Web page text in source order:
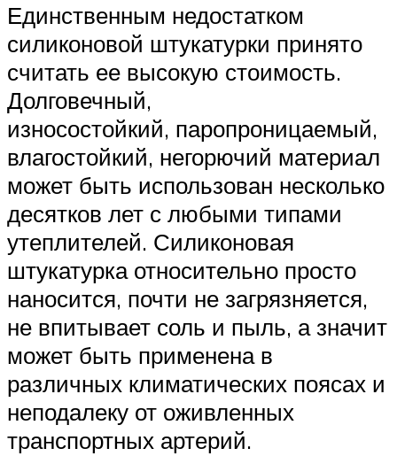
Единственным недостатком
силиконовой штукатурки принято
считать ее высокую стоимость.
Долговечный,
износостойкий, паропроницаемый,
влагостойкий, негорючий материал
может быть использован несколько
десятков лет с любыми типами
утеплителей. Силиконовая
штукатурка относительно просто
наносится, почти не загрязняется,
не впитывает соль и пыль, а значит
может быть применена в
различных климатических поясах и
неподалеку от оживленных
транспортных артерий.